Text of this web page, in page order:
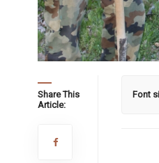
Share This
Article:
Font